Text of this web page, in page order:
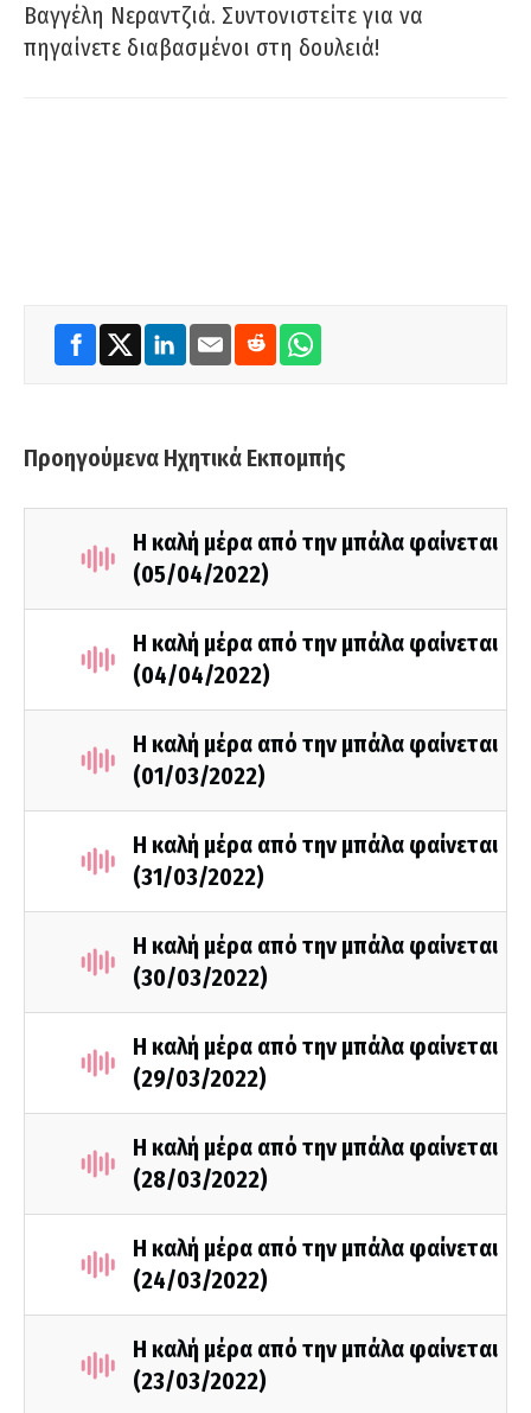
Βαγγέλη Νεραντζιά. Συντονιστείτε για να
πηγαίνετε διαβασμένοι στη δουλειά!
Προηγούμενα Ηχητικά Εκπομπής
Η καλή μέρα από την μπάλα φαίνεται
(05/04/2022)
Η καλή μέρα από την μπάλα φαίνεται
(04/04/2022)
Η καλή μέρα από την μπάλα φαίνεται
(01/03/2022)
Η καλή μέρα από την μπάλα φαίνεται
(31/03/2022)
Η καλή μέρα από την μπάλα φαίνεται
(30/03/2022)
Η καλή μέρα από την μπάλα φαίνεται
(29/03/2022)
Η καλή μέρα από την μπάλα φαίνεται
(28/03/2022)
Η καλή μέρα από την μπάλα φαίνεται
(24/03/2022)
Η καλή μέρα από την μπάλα φαίνεται
(23/03/2022)